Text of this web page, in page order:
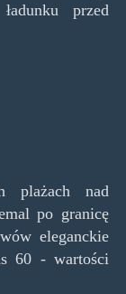
przed
plażach nad
po granicę
eleganckie
60 - wartości